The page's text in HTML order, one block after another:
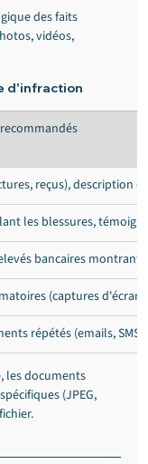
des faits
vidéos,
d'infraction
reçus), description
les blessures,
bancaires montrant
(captures
répétés (emails, SMS,
les documents
(JPEG,